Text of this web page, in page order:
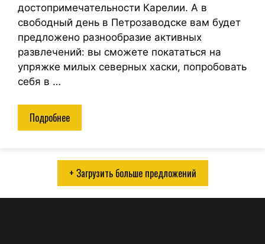
достопримечательности Карелии. А в
свободный день в Петрозаводске вам будет
предложено разнообразие активных
развлечений: вы сможете покататься на
упряжке милых северных хаски, попробовать
себя в …
Подробнее
+ Загрузить больше предложений